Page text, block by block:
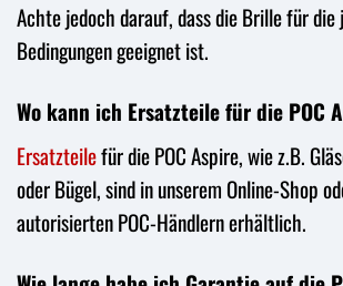
Achte jedoch darauf, dass die Brille für die
Bedingungen geeignet ist.
Wo kann ich Ersatzteile für die POC
Ersatzteilefür die POC Aspire, wie z.B.
oder Bügel, sind in unserem Online-Shop
autorisierten POC-Händlern erhältlich.